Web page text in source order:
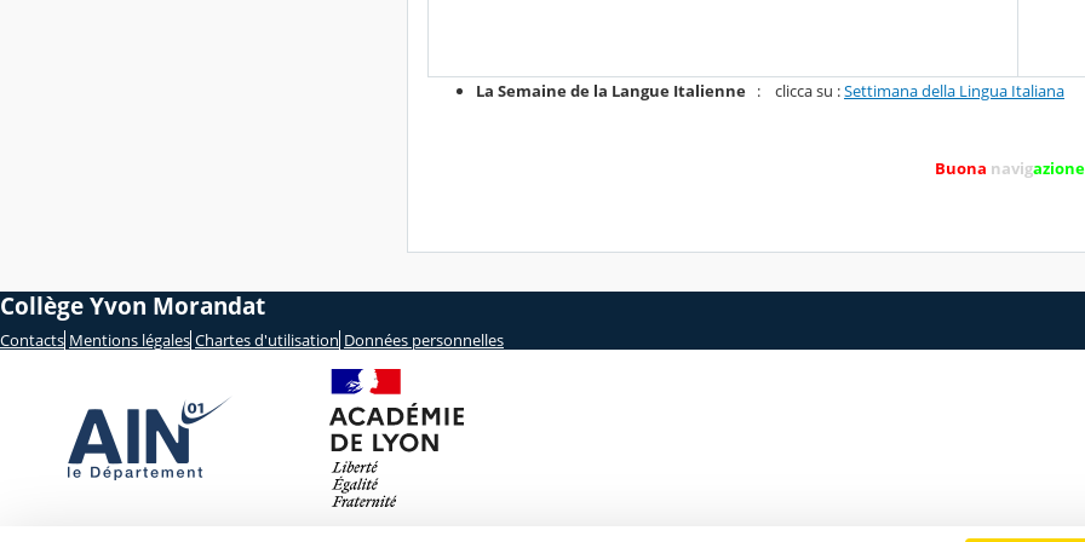
La Semaine de la Langue Italienne : clicca su :Settimana della Lingua Italiana
Buona navig
Collège Yvon Morandat
Contacts Mentions légales Chartes d'utilisation Données personnelles